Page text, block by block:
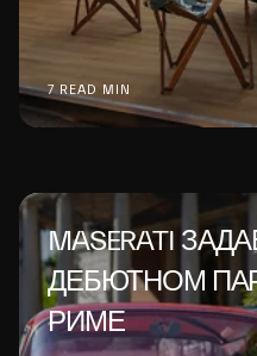
7 READ MIN
MASERATI
ДЕБЮТНОМ
РИМЕ